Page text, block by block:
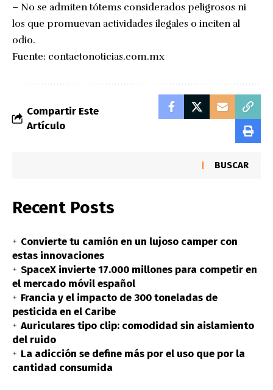
– No se admiten tótems considerados peligrosos ni
los que promuevan actividades ilegales o inciten al
odio.
Fuente: contactonoticias.com.mx
Compartir Este
Artículo
BUSCAR
Recent Posts
Convierte tu camión en un lujoso camper con
estas innovaciones
SpaceX invierte 17.000 millones para competir en
el mercado móvil español
Francia y el impacto de 300 toneladas de
pesticida en el Caribe
Auriculares tipo clip: comodidad sin aislamiento
del ruido
La adicción se define más por el uso que por la
cantidad consumida